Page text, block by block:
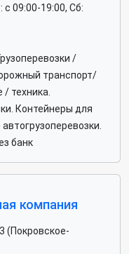
c 09:00-19:00, Сб:
/
транспорт/
техника.
Контейнеры для
банк
компания
(Покровское-